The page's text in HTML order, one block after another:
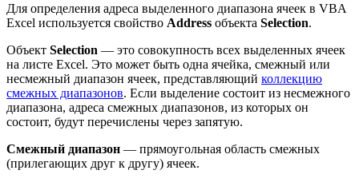
Для определения адреса выделенного диапазона ячеек в VBA
Excel используется свойство Address объекта Selection.
Объект Selection — это совокупность всех выделенных ячеек
на листе Excel. Это может быть одна ячейка, смежный или
несмежный диапазон ячеек, представляющий коллекцию
смежных диапазонов. Если выделение состоит из несмежного
диапазона, адреса смежных диапазонов, из которых он
состоит, будут перечислены через запятую.
Смежный диапазон — прямоугольная область смежных
(прилегающих друг к другу) ячеек.